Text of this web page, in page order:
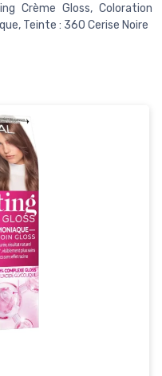
Crème Gloss, Coloration
Teinte : 360 Cerise Noire